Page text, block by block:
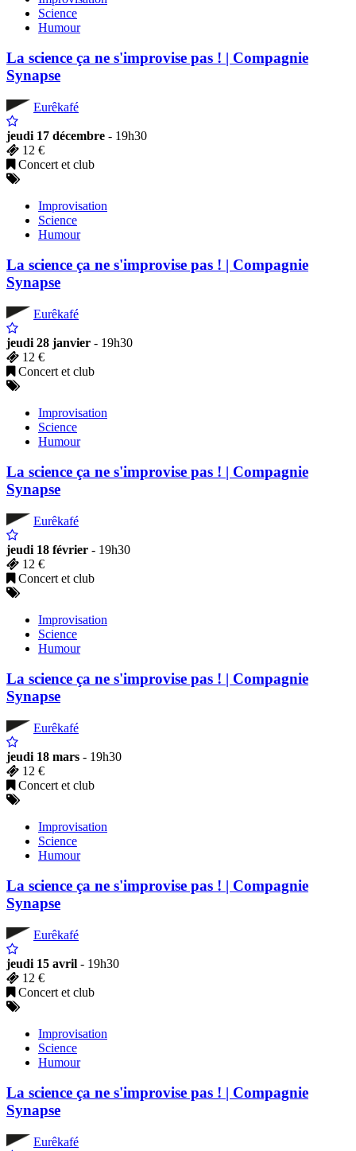
Science
Humour
La science ça ne s'improvise pas ! | Compagnie
Synapse
Eurêkafé
jeudi 17 décembre - 19h30
12 €
Concert et club
Improvisation
Science
Humour
La science ça ne s'improvise pas ! | Compagnie
Synapse
Eurêkafé
jeudi 28 janvier - 19h30
12 €
Concert et club
Improvisation
Science
Humour
La science ça ne s'improvise pas ! | Compagnie
Synapse
Eurêkafé
jeudi 18 février - 19h30
12 €
Concert et club
Improvisation
Science
Humour
La science ça ne s'improvise pas ! | Compagnie
Synapse
Eurêkafé
jeudi 18 mars - 19h30
12 €
Concert et club
Improvisation
Science
Humour
La science ça ne s'improvise pas ! | Compagnie
Synapse
Eurêkafé
jeudi 15 avril - 19h30
12 €
Concert et club
Improvisation
Science
Humour
La science ça ne s'improvise pas ! | Compagnie
Synapse
Eurêkafé